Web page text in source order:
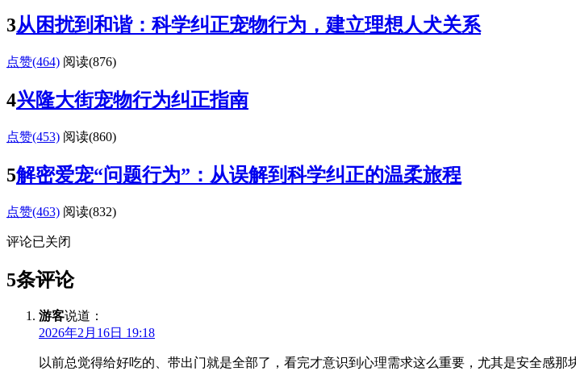
3从困扰到和谐：科学纠正宠物行为，建立理想人犬关系
点赞(464) 阅读(876)
4兴隆大街宠物行为纠正指南
点赞(453) 阅读(860)
5解密爱宠“问题行为”：从误解到科学纠正的温柔旅程
点赞(463) 阅读(832)
评论已关闭
5条评论
游客说道：
2026年2月16日 19:18
以前总觉得给好吃的、带出门就是全部了，看完才意识到心理需求这么重要，尤其是安全感那